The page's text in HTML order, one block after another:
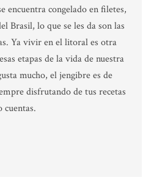
encuentra congelado en filetes,
Brasil, lo que se les da son las
Ya vivir en el litoral es otra
etapas de la vida de nuestra
mucho, el jengibre es de
disfrutando de tus recetas
cuentas.